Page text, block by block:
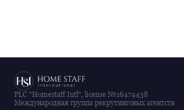
PLC "Homestaff Intl", license №16474438
Международная группа рекрутинговых агентств